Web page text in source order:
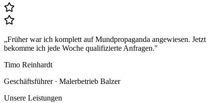
„Früher war ich komplett auf Mundpropaganda angewiesen. Jetzt
bekomme ich jede Woche qualifizierte Anfragen."
Timo Reinhardt
Geschäftsführer · Malerbetrieb Balzer
Unsere Leistungen